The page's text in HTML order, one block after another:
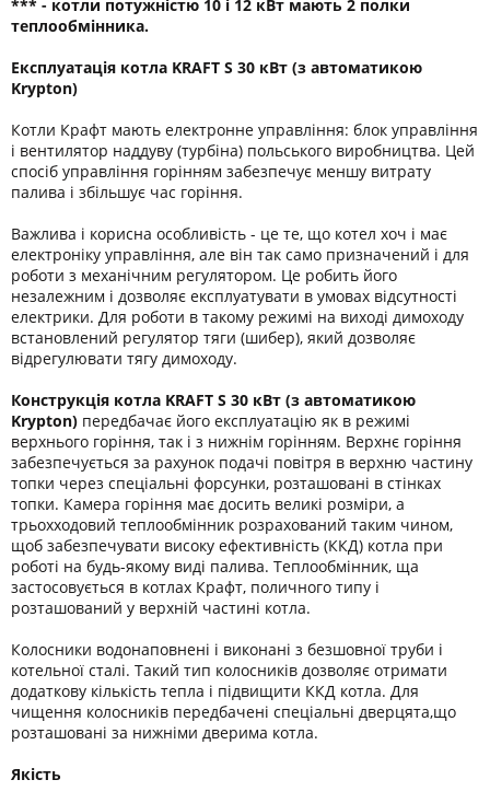
*** - котли потужністю 10 і 12 кВт мають 2 полки
теплообмінника.
Експлуатація котла KRAFT S 30 кВт (з автоматикою
Krypton)
Котли Крафт мають електронне управління: блок управління
і вентилятор наддуву (турбіна) польського виробництва. Цей
спосіб управління горінням забезпечує меншу витрату
палива і збільшує час горіння.
Важлива і корисна особливість - це те, що котел хоч і має
електроніку управління, але він так само призначений і для
роботи з механічним регулятором. Це робить його
незалежним і дозволяє експлуатувати в умовах відсутності
електрики. Для роботи в такому режимі на виході димоходу
встановлений регулятор тяги (шибер), який дозволяє
відрегулювати тягу димоходу.
Конструкція котла KRAFT S 30 кВт (з автоматикою
Krypton) передбачає його експлуатацію як в режимі
верхнього горіння, так і з нижнім горінням. Верхнє горіння
забезпечується за рахунок подачі повітря в верхню частину
топки через спеціальні форсунки, розташовані в стінках
топки. Камера горіння має досить великі розміри, а
трьохходовий теплообмінник розрахований таким чином,
щоб забезпечувати високу ефективність (ККД) котла при
роботі на будь-якому виді палива. Теплообмінник, ща
застосовується в котлах Крафт, поличного типу і
розташований у верхній частині котла.
Колосники водонаповнені і виконані з безшовної труби і
котельної сталі. Такий тип колосників дозволяє отримати
додаткову кількість тепла і підвищити ККД котла. Для
чищення колосників передбачені спеціальні дверцята,що
розташовані за нижніми дверима котла.
Якість